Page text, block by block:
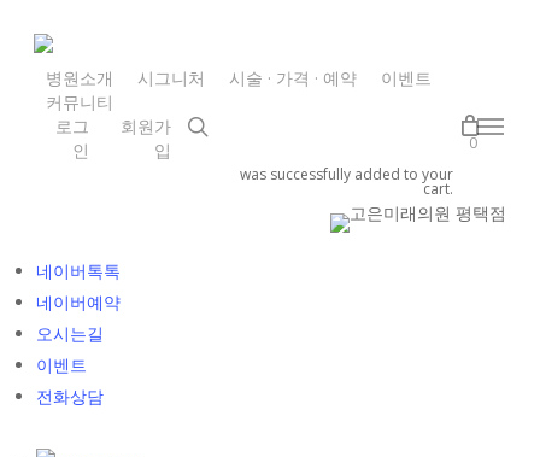
네이버톡톡
네이버예약
오시는길
이벤트
전화상담
content
병원소개 시그니처 시술 · 가격 · 예약
이벤트
커뮤니티
로그
인
회원가
입
0
was successfully added to your
cart.
Menu